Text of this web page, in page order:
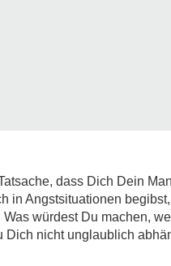
dass Dich Dein
in Angstsituationen
Was würdest Du machen,
Dich nicht unglaublich